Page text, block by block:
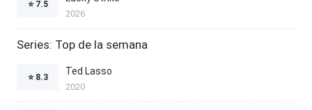
⭐ 7.5
2026
Series: Top de la semana
⭐ 8.3
Ted Lasso
2020